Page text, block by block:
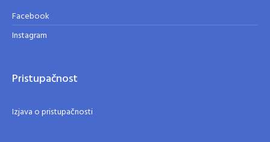
Facebook
Instagram
Pristupačnost
Izjava o pristupačnosti